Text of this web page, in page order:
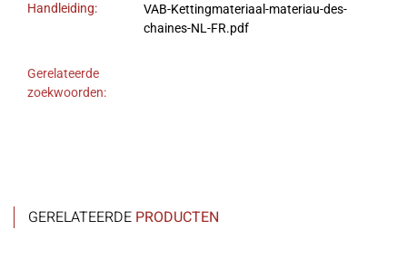
Handleiding:
VAB-Kettingmateriaal-materiau-des-
chaines-NL-FR.pdf
Gerelateerde
zoekwoorden:
GERELATEERDE PRODUCTEN